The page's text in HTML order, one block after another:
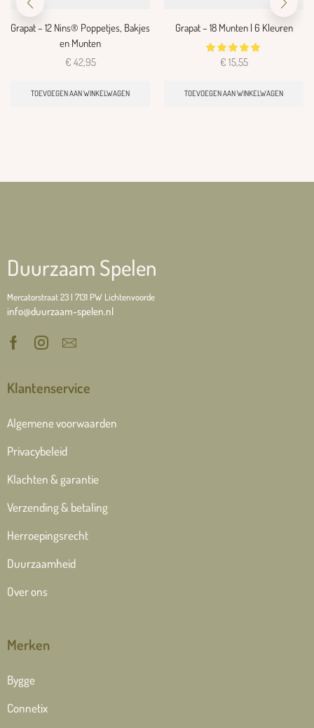
Grapat – 12 Nins® Poppetjes, Bakjes
en Munten
€ 42,95
TOEVOEGEN AAN WINKELWAGEN
Grapat – 18 Munten | 6 Kleuren
€ 15,55
TOEVOEGEN AAN WINKELWAGEN
Duurzaam Spelen
Mercatorstraat 23 | 7131 PW Lichtenvoorde
info@duurzaam-spelen.nl
Klantenservice
Algemene voorwaarden
Privacybeleid
Klachten & garantie
Verzending & betaling
Herroepingsrecht
Duurzaamheid
Over ons
Merken
Bygge
Connetix